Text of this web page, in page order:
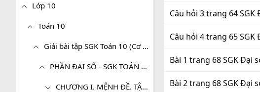
Lớp 10
Toán 10
Giải bài tập SGK Toán 10 (Cơ bản)
PHẦN ĐẠI SỐ - SGK TOÁN 10 (CƠ BẢN)
CHƯƠNG I. MỆNH ĐỀ. TẬP HỢP
Câu hỏi 3 trang 64 SGK
Câu hỏi 4 trang 65 SGK
Bài 1 trang 68 SGK Đại
Bài 2 trang 68 SGK Đại